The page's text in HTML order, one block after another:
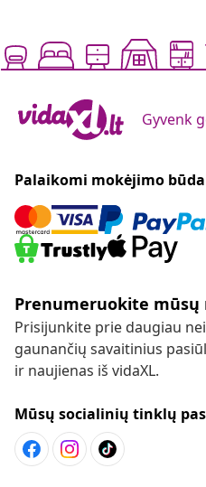
Gyvenk
Palaikomi mokėjimo
Prenumeruokite mūsų
Prisijunkite prie daugiau
gaunančių savaitinius
ir naujienas iš vidaXL.
Mūsų socialinių tinklų